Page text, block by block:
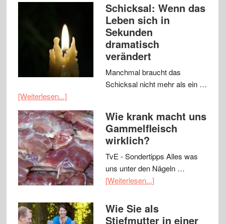
Schicksal: Wenn das
Leben sich in
Sekunden
dramatisch
verändert
Manchmal braucht das
Schicksal nicht mehr als ein …
[Weiterlesen...]
Wie krank macht uns
Gammelfleisch
wirklich?
TvE - Sondertipps Alles was
uns unter den Nägeln …
[Weiterlesen...]
Wie Sie als
Stiefmutter in einer